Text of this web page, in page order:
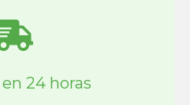
24 horas